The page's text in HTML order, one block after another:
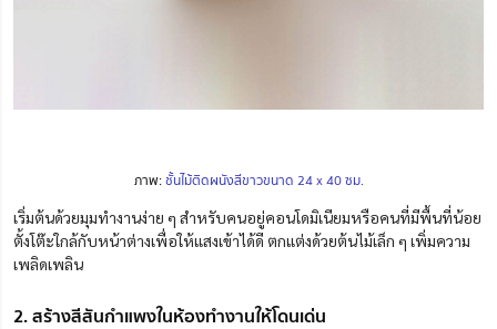
ภาพ:ชั้นไม้ติดผนังสีขาวขนาด 24 x 40 ซม.
เริ่มต้นด้วยมุมทำงานง่าย ๆ สำหรับคนอยู่คอนโดมิเนียมหรือคนที่มีพื้นที่น้อย
ตั้งโต๊ะใกล้กับหน้าต่างเพื่อให้แสงเข้าได้ดี ตกแต่งด้วยต้นไม้เล็ก ๆ เพิ่มความ
เพลิดเพลิน
2. สร้างสีสันกำแพงในห้องทำงานให้โดนเด่น